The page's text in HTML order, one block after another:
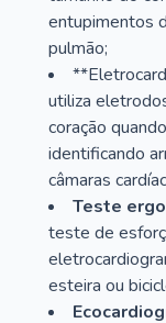
entupimentos
pulmão;
utiliza
coração
identificando
câmaras
Teste
teste de
esteira ou